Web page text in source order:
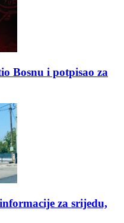
Bosnu i potpisao za
za srijedu,